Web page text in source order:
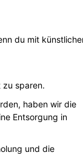
du mit
zu sparen.
haben wir die
Entsorgung in
und die